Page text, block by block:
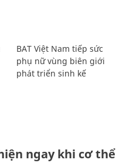
BAT Việt Nam tiếp sức
phụ nữ vùng biên giới
phát triển sinh kế
ngay khi cơ thể